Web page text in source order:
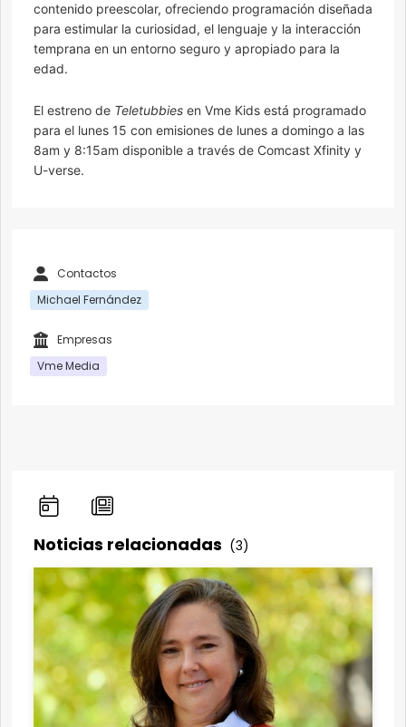
contenido preescolar, ofreciendo programación diseñada
para estimular la curiosidad, el lenguaje y la interacción
temprana en un entorno seguro y apropiado para la
edad.
El estreno de Teletubbies en Vme Kids está programado
para el lunes 15 con emisiones de lunes a domingo a las
8am y 8:15am disponible a través de Comcast Xfinity y
U-verse.
Contactos
Michael Fernández
Empresas
Vme Media
Noticias relacionadas (3)